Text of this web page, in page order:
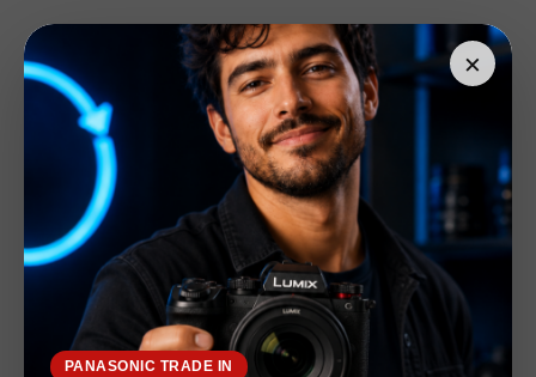
×
PANASONIC TRADE IN